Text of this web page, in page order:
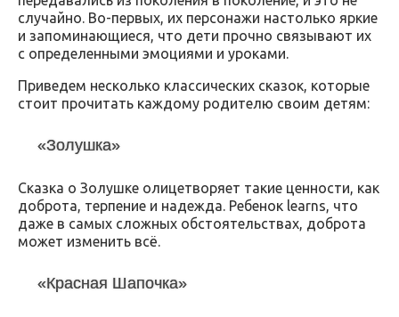
случайно. Во-первых, их персонажи настолько яркие
и запоминающиеся, что дети прочно связывают их
с определенными эмоциями и уроками.
Приведем несколько классических сказок, которые
стоит прочитать каждому родителю своим детям:
«Золушка»
Сказка о Золушке олицетворяет такие ценности, как
доброта, терпение и надежда. Ребенок learns, что
даже в самых сложных обстоятельствах, доброта
может изменить всё.
«Красная Шапочка»